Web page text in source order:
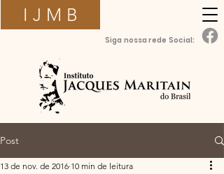
I J M B
Siga nossa rede Social:
Post
13 de nov. de 2016 10 min de leitura